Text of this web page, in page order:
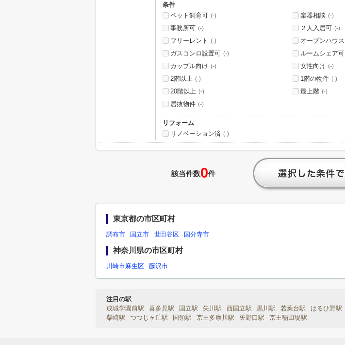
条件
ペット飼育可 (-) 楽器相談 (-)
事務所可 (-) ２人入居可 (-)
フリーレント (-) オープンハウス
ガスコンロ設置可 (-) ルームシェア可
カップル向け (-) 女性向け (-)
2階以上 (-) 1階の物件 (-)
20階以上 (-) 最上階 (-)
居抜物件 (-)
リフォーム
リノベーション済 (-)
該当件数0件
東京都の市区町村
調布市 国立市 世田谷区 国分寺市
神奈川県の市区町村
川崎市麻生区 藤沢市
注目の駅
成城学園前駅
喜多見駅 国立駅 矢川駅 西国立駅 黒川駅 若葉台駅 はるひ野駅
柴崎駅
つつじヶ丘駅 国領駅 京王多摩川駅 矢野口駅 京王稲田堤駅